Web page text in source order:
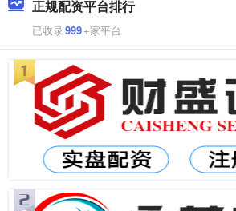
正规配资平台排行
已收录999+家平台